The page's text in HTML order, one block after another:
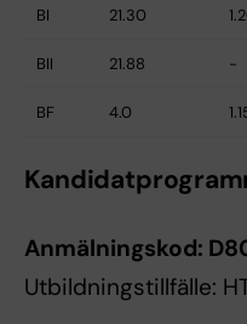
BI 21.30
BII 21.88 -
BF 4.0
Anmälningskod:
Utbildningstillfälle: